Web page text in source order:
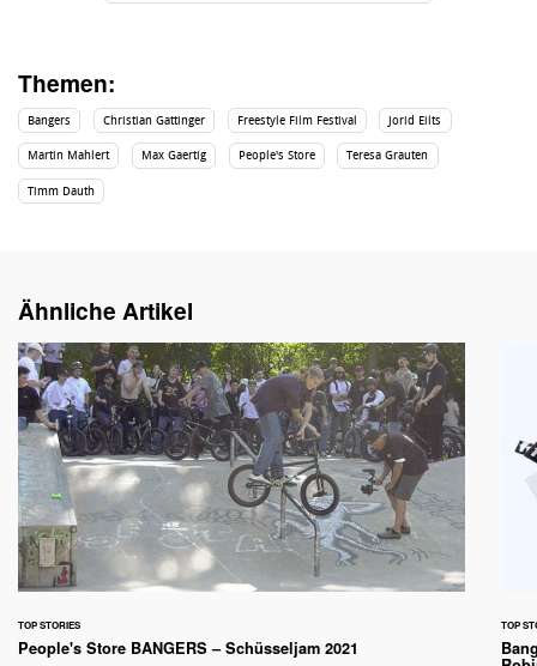
Themen:
Bangers Christian Gattinger Freestyle Film Festival Jorid Eilts
Martin Mahlert Max Gaertig People's Store Teresa Grauten
Timm Dauth
Ähnliche Artikel
TOP STORIES
People's Store BANGERS – Schüsseljam 2021
TOP